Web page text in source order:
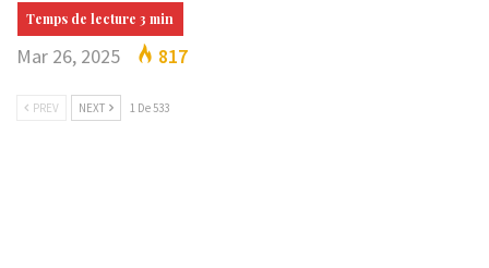
Mar 26, 2025 817
PREV NEXT 1 De 533